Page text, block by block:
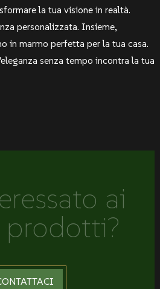
la tua visione in realtà.
personalizzata. Insieme,
in marmo perfetta per la tua casa.
senza tempo incontra la tua
ai
prodotti?